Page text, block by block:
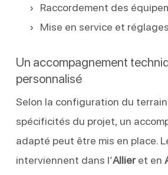
Raccordement des
Mise en service et réglages
Un accompagnement
personnalisé
Selon la configuration du
spécificités du projet, un
adapté peut être mis en place.
interviennent dans l’Allieret en